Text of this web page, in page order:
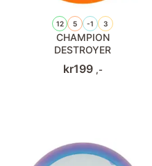
12 5 -1 3
CHAMPION
DESTROYER
kr199 ,-